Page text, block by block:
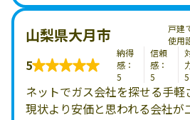
山梨県大月市
戸建
使用
5
納得
感：
5
信頼
感：
5
5
ネットでガス会社を探せる手軽
現状より安価と思われる会社が